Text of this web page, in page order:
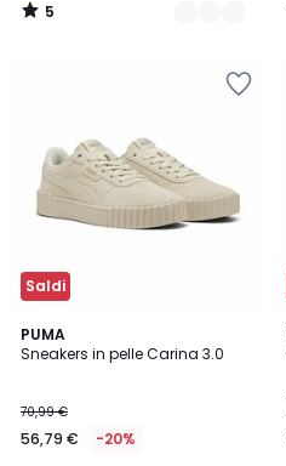
5
/
Saldi
PUMA
Sneakers in pelle Carina 3.0
70,99 €
56,79 € -20%
4,3
/ 5
2
Colori